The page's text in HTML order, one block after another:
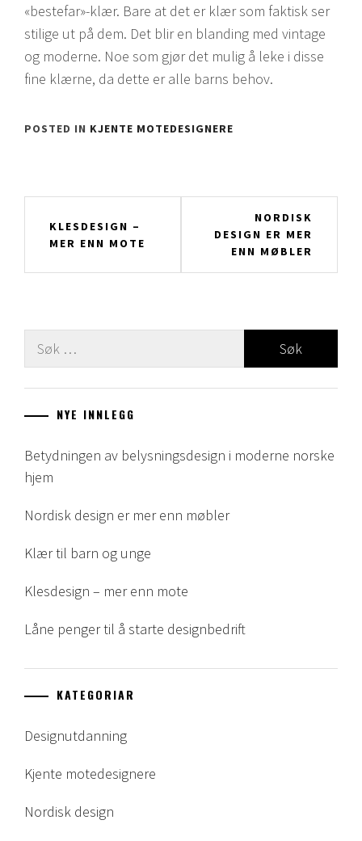
«bestefar»-klær. Bare at det er klær som faktisk ser
stilige ut på dem. Det blir en blanding med vintage
og moderne. Noe som gjør det mulig å leke i disse
fine klærne, da dette er alle barns behov.
POSTED IN KJENTE MOTEDESIGNERE
KLESDESIGN –
MER ENN MOTE
NORDISK
DESIGN ER MER
ENN MØBLER
Leit
NYE INNLEGG
Betydningen av belysningsdesign i moderne norske
hjem
Nordisk design er mer enn møbler
Klær til barn og unge
Klesdesign – mer enn mote
Låne penger til å starte designbedrift
KATEGORIAR
Designutdanning
Kjente motedesignere
Nordisk design